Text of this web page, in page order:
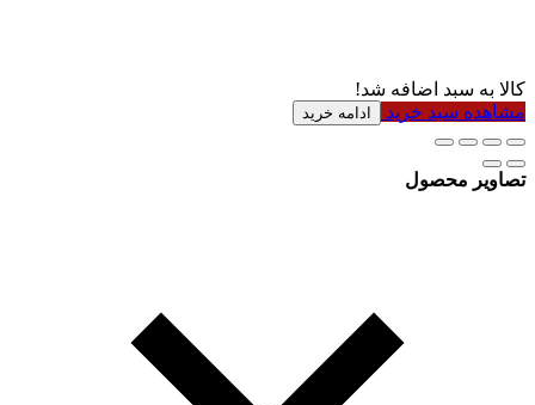
کالا به سبد اضافه شد!
مشاهده سبد خرید
ادامه خرید
تصاویر محصول